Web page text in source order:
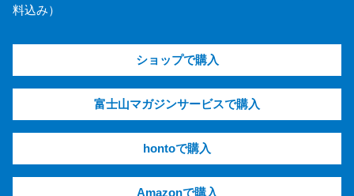
料込み）
ショップで購入
富士山マガジンサービスで購入
hontoで購入
Amazonで購入